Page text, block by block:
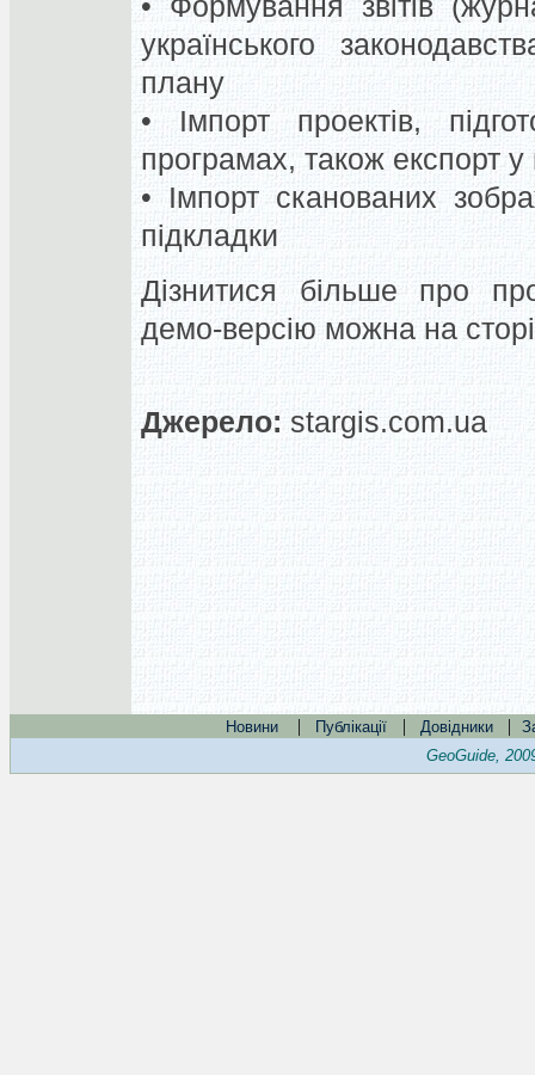
українського
плану
• Імпорт проектів,
програмах, також експорт у
• Імпорт сканованих
підкладки
Дізнитися більше про
демо-версію можна на
Джерело: stargis.com.ua
Новини | Публікації | Довідники |
GeoGuide,